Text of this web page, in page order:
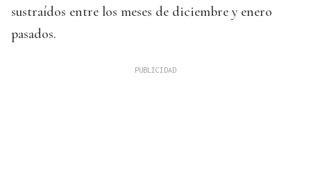
sustraídos entre los meses de diciembre y enero
pasados.